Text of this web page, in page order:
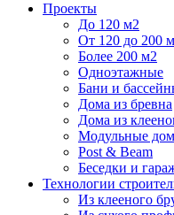
Проекты
До 120 м2
От 120 до 200
Более 200 м2
Одноэтажные
Бани и
Дома из бревна
Дома из
Модульные
Post & Beam
Беседки и
Технологии
Из клееного